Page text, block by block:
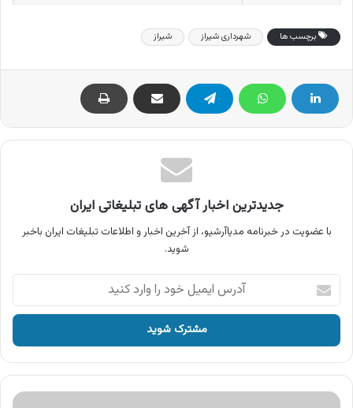
برچسب ها شهرداری شیراز شیراز
جدیدترین اخبار آگهی های تبلیغاتی ایران
با عضویت در خبرنامه مدیاآرشیو، از آخرین اخبار و اطلاعات تبلیغات ایران باخبر
شوید.
آدرس
ایمیل
خود
وارد
کنید
آگهی